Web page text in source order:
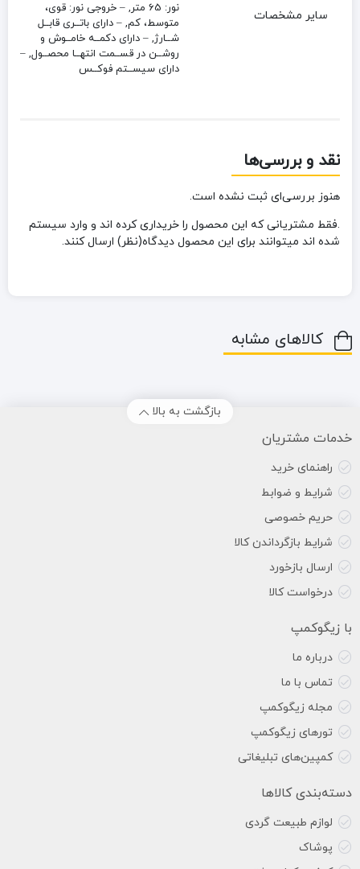
سایر مشخصات
نور: 65 متر, – خروجی نور: قوی،
متوسط، کم, – دارای باتــری قابــل
شــارژ, – دارای دکمــه خامــوش و
روشــن در قســمت انتهــا محصــول, –
دارای سیســتم فوکــس
نقد و بررسی‌ها
هنوز بررسی‌ای ثبت نشده است.
.فقط مشتریانی که این محصول را خریداری کرده اند و وارد سیستم
شده اند میتوانند برای این محصول دیدگاه(نظر) ارسال کنند.
کالاهای مشابه
بازگشت به بالا
خدمات مشتریان
راهنمای خرید
شرایط و ضوابط
حریم خصوصی
شرایط بازگرداندن کالا
ارسال بازخورد
درخواست کالا
با زیگوکمپ
درباره ما
تماس با ما
مجله زیگوکمپ
تورهای زیگوکمپ
کمپین‌های تبلیغاتی
دسته‌بندی کالاها
لوازم طبیعت گردی
پوشاک